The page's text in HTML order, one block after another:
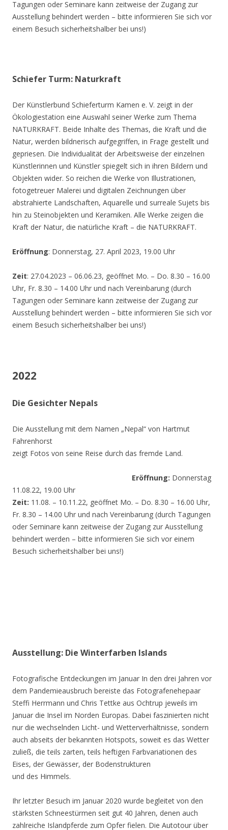
Tagungen oder Seminare kann zeitweise der Zugang zur
Ausstellung behindert werden – bitte informieren Sie sich vor
einem Besuch sicherheitshalber bei uns!)
Schiefer Turm: Naturkraft
Der Künstlerbund Schieferturm Kamen e. V. zeigt in der
Ökologiestation eine Auswahl seiner Werke zum Thema
NATURKRAFT. Beide Inhalte des Themas, die Kraft und die
Natur, werden bildnerisch aufgegriffen, in Frage gestellt und
gepriesen. Die Individualität der Arbeitsweise der einzelnen
Künstlerinnen und Künstler spiegelt sich in ihren Bildern und
Objekten wider. So reichen die Werke von Illustrationen,
fotogetreuer Malerei und digitalen Zeichnungen über
abstrahierte Landschaften, Aquarelle und surreale Sujets bis
hin zu Steinobjekten und Keramiken. Alle Werke zeigen die
Kraft der Natur, die natürliche Kraft – die NATURKRAFT.
Eröffnung: Donnerstag, 27. April 2023, 19.00 Uhr
Zeit: 27.04.2023 – 06.06.23, geöffnet Mo. – Do. 8.30 – 16.00
Uhr, Fr. 8.30 – 14.00 Uhr und nach Vereinbarung (durch
Tagungen oder Seminare kann zeitweise der Zugang zur
Ausstellung behindert werden – bitte informieren Sie sich vor
einem Besuch sicherheitshalber bei uns!)
2022
Die Gesichter Nepals
Die Ausstellung mit dem Namen „Nepal“ von Hartmut
Fahrenhorst
zeigt Fotos von seine Reise durch das fremde Land.
Eröffnung: Donnerstag
11.08.22, 19.00 Uhr
Zeit: 11.08. – 10.11.22, geöffnet Mo. – Do. 8.30 – 16.00 Uhr,
Fr. 8.30 – 14.00 Uhr und nach Vereinbarung (durch Tagungen
oder Seminare kann zeitweise der Zugang zur Ausstellung
behindert werden – bitte informieren Sie sich vor einem
Besuch sicherheitshalber bei uns!)
Ausstellung: Die Winterfarben Islands
Fotografische Entdeckungen im Januar In den drei Jahren vor
dem Pandemieausbruch bereiste das Fotografenehepaar
Steffi Herrmann und Chris Tettke aus Ochtrup jeweils im
Januar die Insel im Norden Europas. Dabei faszinierten nicht
nur die wechselnden Licht- und Wetterverhältnisse, sondern
auch abseits der bekannten Hotspots, soweit es das Wetter
zuließ, die teils zarten, teils heftigen Farbvariationen des
Eises, der Gewässer, der Bodenstrukturen
und des Himmels.
Ihr letzter Besuch im Januar 2020 wurde begleitet von den
stärksten Schneestürmen seit gut 40 Jahren, denen auch
zahlreiche Islandpferde zum Opfer fielen. Die Autotour über